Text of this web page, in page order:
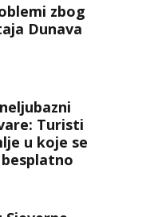
zbog
Dunava
Turisti
u koje se